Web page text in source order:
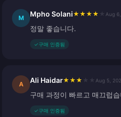
M Mpho Solani★ ★ ★ ★ Aug
정말 좋습니다.
✓구매 인증됨
A Ali Haidar★ ★ ★ Aug 5,
구매 과정이 빠르고 매끄럽
✓구매 인증됨